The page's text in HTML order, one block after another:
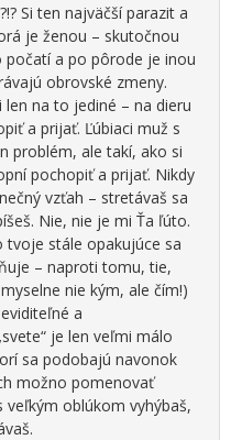
Si ten najväčší parazit a
je ženou – skutočnou
a po pôrode je inou
obrovské zmeny.
na to jediné – na dieru
a prijať. Ľúbiaci muž s
problém, ale takí, ako si
pochopiť a prijať. Nikdy
vzťah – stretávaš sa
Nie, nie je mi Ťa ľúto.
tvoje stále opakujúce sa
– naproti tomu, tie,
nie kým, ale čím!)
a
je len veľmi málo
sa podobajú navonok
možno pomenovať
veľkým oblúkom vyhýbaš,